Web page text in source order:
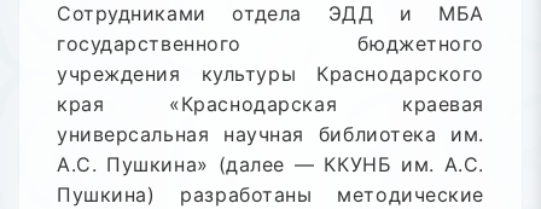
Сотрудниками отдела ЭДД и МБА
государственного бюджетного
учреждения культуры Краснодарского
края «Краснодарская краевая
универсальная научная библиотека им.
А.С. Пушкина» (далее — ККУНБ им. А.С.
Пушкина) разработаны методические